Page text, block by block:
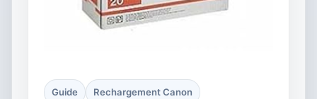
Guide Rechargement Canon